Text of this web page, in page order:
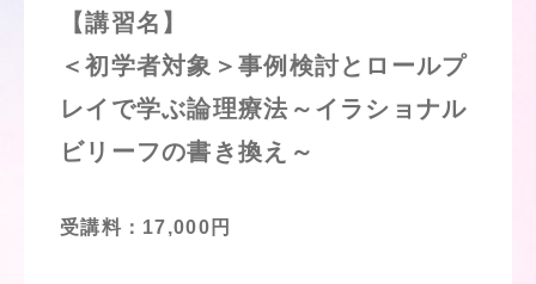
【講習名】
＜初学者対象＞事例検討とロールプ
レイで学ぶ論理療法～イラショナル
ビリーフの書き換え～
受講料：17,000円